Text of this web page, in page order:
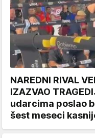
NAREDNI RIVAL
IZAZVAO
udarcima poslao
šest meseci